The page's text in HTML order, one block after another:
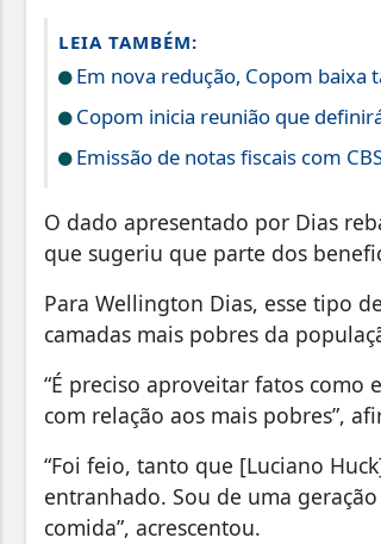
LEIA TAMBÉM:
Em nova redução, Copom baixa
Copom inicia reunião que
Emissão de notas fiscais com
O dado apresentado por Dias
que sugeriu que parte dos
Para Wellington Dias, esse tipo
camadas mais pobres da
“É preciso aproveitar fatos como
com relação aos mais pobres”,
“Foi feio, tanto que [Luciano
entranhado. Sou de uma
comida”, acrescentou.